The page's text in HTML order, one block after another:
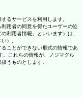
るサービスを利用します。
用者の同意を得たユーザーの位
利用者情報」といいます）は、
）。
ことができない形式の情報であ
。これらの情報が、ノジマグル
うものとします。